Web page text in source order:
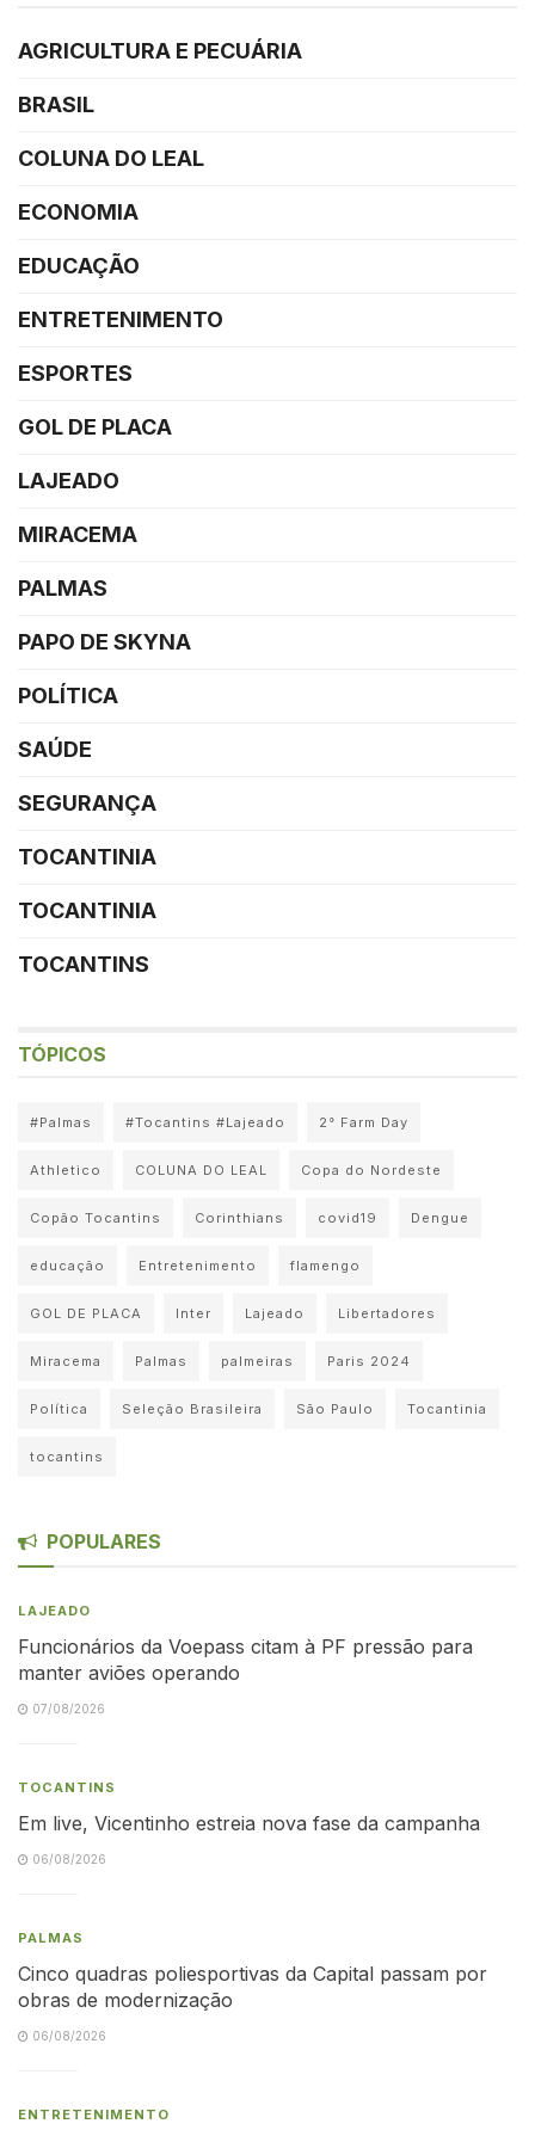
AGRICULTURA E PECUÁRIA
BRASIL
COLUNA DO LEAL
ECONOMIA
EDUCAÇÃO
ENTRETENIMENTO
ESPORTES
GOL DE PLACA
LAJEADO
MIRACEMA
PALMAS
PAPO DE SKYNA
POLÍTICA
SAÚDE
SEGURANÇA
TOCANTINIA
TOCANTINIA
TOCANTINS
TÓPICOS
#Palmas #Tocantins #Lajeado 2° Farm Day
Athletico COLUNA DO LEAL Copa do Nordeste
Copão Tocantins Corinthians covid19 Dengue
educação Entretenimento flamengo
GOL DE PLACA Inter Lajeado Libertadores
Miracema Palmas palmeiras Paris 2024
Política Seleção Brasileira São Paulo Tocantinia
tocantins
POPULARES
LAJEADO
Funcionários da Voepass citam à PF pressão para
manter aviões operando
07/08/2026
TOCANTINS
Em live, Vicentinho estreia nova fase da campanha
06/08/2026
PALMAS
Cinco quadras poliesportivas da Capital passam por
obras de modernização
06/08/2026
ENTRETENIMENTO